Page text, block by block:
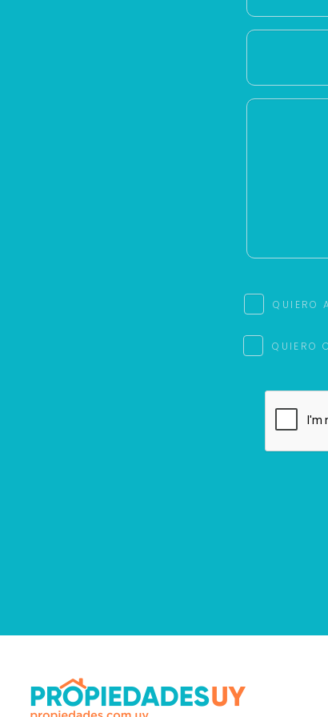
QUIERO
QUIERO